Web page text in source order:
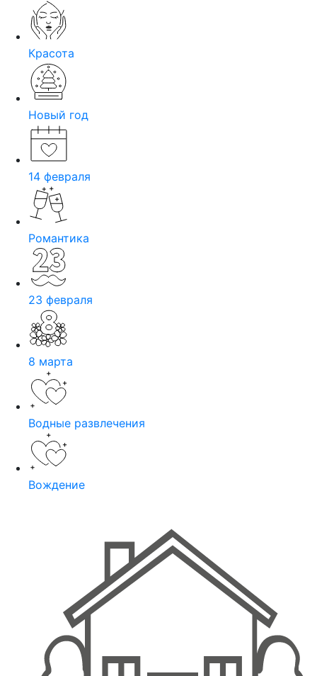
Красота
Новый год
14 февраля
Романтика
23 февраля
8 марта
Водные развлечения
Вождение